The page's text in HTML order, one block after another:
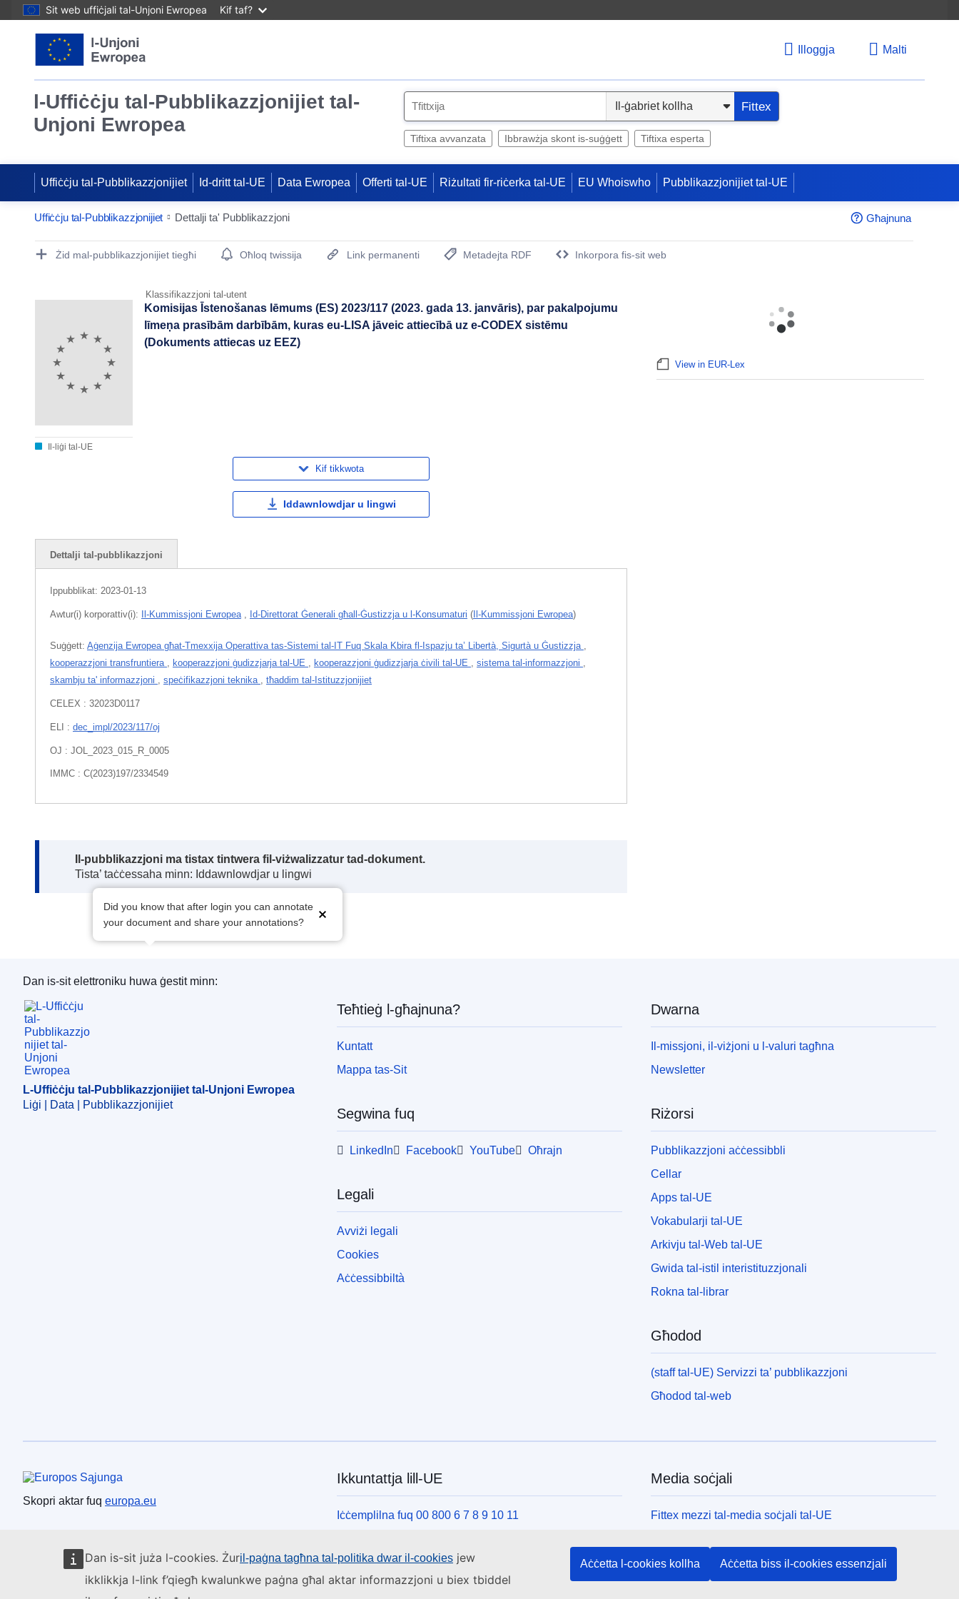
Sit web uffiċjali tal-Unjoni Ewropea Kif taf?
Dan is-sit juża l-cookies. Żuril-paġna tagħna tal-politika dwar il-cookies jew
ikklikkja l-link f’qiegħ kwalunkwe paġna għal aktar informazzjoni u biex tbiddel
Aċċetta l-cookies kollha Aċċetta biss il-cookies essenzjali
Illoggja Malti
l-Uffiċċju tal-Pubblikazzjonijiet tal-
Unjoni Ewropea
e
Fittex
Tiftixa avvanzata Ibbrawżja skont is-suġġett Tiftixa esperta
Uffiċċju tal-Pubblikazzjonijiet Id-dritt tal-UE Data Ewropea Offerti tal-UE Riżultati fir-riċerka tal-UE EU Whoiswho Pubblikazzjonijiet tal-UE
Uffiċċju tal-Pubblikazzjonijiet Dettalji ta' Pubblikazzjoni Għajnuna
Publication Detail Actions Portlet
Żid mal-pubblikazzjonijiet tiegħi Oħloq twissija Link permanenti
Metadejta RDF
Inkorpora fis-sit web
Klassifikazzjoni tal-utent
Il-liġi tal-UE
Komisijas Īstenošanas lēmums (ES) 2023/117 (2023. gada 13. janvāris), par pakalpojumu
līmeņa prasībām darbībām, kuras eu-LISA jāveic attiecībā uz e-CODEX sistēmu
(Dokuments attiecas uz EEZ)
Kif tikkwota
Iddawnlowdjar u lingwi
Dettalji tal-pubblikazzjoni
Ippubblikat: 2023-01-13
Awtur(i) korporattiv(i): Il-Kummissjoni Ewropea , Id-Direttorat Ġenerali għall-Ġustizzja u l-Konsumaturi ( Il-Kummissjoni Ewropea)
Suġġett: Aġenzija Ewropea għat-Tmexxija Operattiva tas-Sistemi tal-IT Fuq Skala Kbira fl-Ispazju ta’ Libertà, Sigurtà u Ġustizzja ,
kooperazzjoni transfruntiera , kooperazzjoni ġudizzjarja tal-UE , kooperazzjoni ġudizzjarja ċivili tal-UE , sistema tal-informazzjoni ,
skambju ta' informazzjoni , speċifikazzjoni teknika , tħaddim tal-Istituzzjonijiet
CELEX : 32023D0117
ELI : dec_impl/2023/117/oj
OJ : JOL_2023_015_R_0005
IMMC : C(2023)197/2334549
Note:
Il-pubblikazzjoni ma tistax tintwera fil-viżwalizzatur tad-dokument.
Tista’ taċċessaha minn: Iddawnlowdjar u lingwi
Did you know that after login you can annotate
your document and share your annotations?
View in EUR-Lex
L-Uffiċċju tal-Pubblikazzjonijiet tal-Unjoni Ewropea
Dan is-sit elettroniku huwa ġestit minn:
L-Uffiċċju tal-Pubblikazzjonijiet tal-Unjoni Ewropea
Liġi | Data | Pubblikazzjonijiet
Teħtieġ l-għajnuna?
Kuntatt
Mappa tas-Sit
Segwina fuq
LinkedIn Facebook YouTube Oħrajn
Legali
Avviżi legali
Cookies
Aċċessibbiltà
Dwarna
Il-missjoni, il-viżjoni u l-valuri tagħna
Newsletter
Riżorsi
Pubblikazzjoni aċċessibbli
Cellar
Apps tal-UE
Vokabularji tal-UE
Arkivju tal-Web tal-UE
Gwida tal-istil interistituzzjonali
Rokna tal-librar
Għodod
(staff tal-UE) Servizzi ta’ pubblikazzjoni
Għodod tal-web
Unjoni Ewropea
Skopri aktar fuq europa.eu
Ikkuntattja lill-UE
Iċċemplilna fuq 00 800 6 7 8 9 10 11
Iktbilna permezz tal-formola ta’ kuntatt tagħna
Iltaqa’ magħna f’wieħed miċ-ċentri tal-UE
Media soċjali
Fittex mezzi tal-media soċjali tal-UE
L-istituzzjonijiet u l-korpi tal-UE